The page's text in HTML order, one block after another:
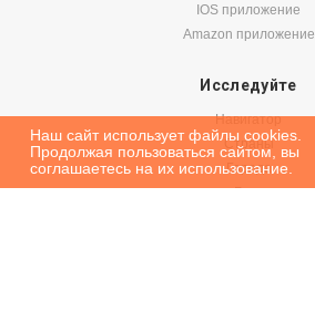
IOS приложение
Amazon приложение
Исследуйте
Навигатор
Страны
Города
Блог
Наш сайт использует файлы cookies.
Продолжая пользоваться сайтом, вы
соглашаетесь на их использование.